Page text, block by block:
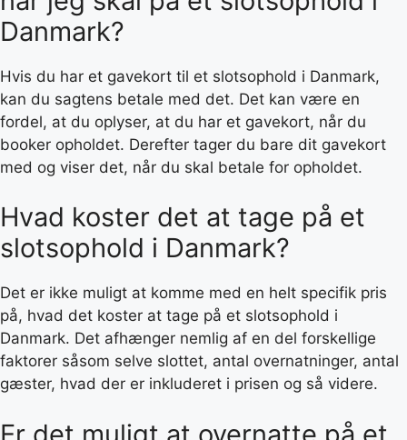
Danmark?
Hvis du har et gavekort til et slotsophold i Danmark,
kan du sagtens betale med det. Det kan være en
fordel, at du oplyser, at du har et gavekort, når du
booker opholdet. Derefter tager du bare dit gavekort
med og viser det, når du skal betale for opholdet.
Hvad koster det at tage på et
slotsophold i Danmark?
Det er ikke muligt at komme med en helt specifik pris
på, hvad det koster at tage på et slotsophold i
Danmark. Det afhænger nemlig af en del forskellige
faktorer såsom selve slottet, antal overnatninger, antal
gæster, hvad der er inkluderet i prisen og så videre.